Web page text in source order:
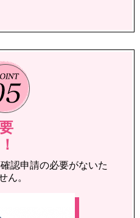
認申請の必要がないた
ん。